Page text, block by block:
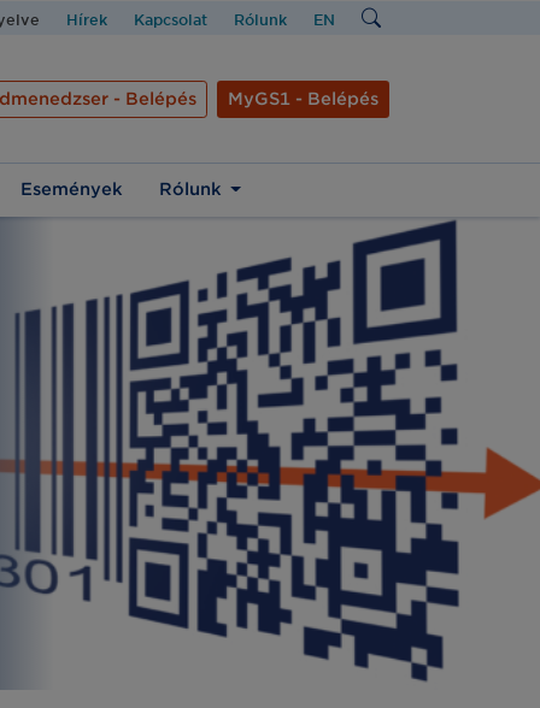
Hírek Kapcsolat Rólunk EN
- Belépés MyGS1 - Belépés
Események Rólunk